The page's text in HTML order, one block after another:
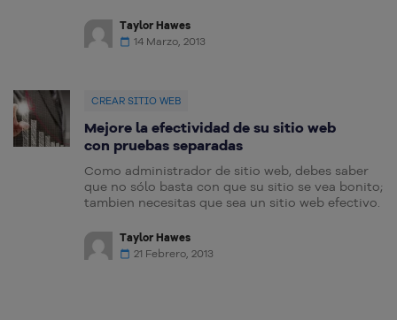
Taylor Hawes
14 Marzo, 2013
CREAR SITIO WEB
Mejore la efectividad de su sitio web
con pruebas separadas
Como administrador de sitio web, debes saber
que no sólo basta con que su sitio se vea bonito;
tambien necesitas que sea un sitio web efectivo.
Taylor Hawes
21 Febrero, 2013